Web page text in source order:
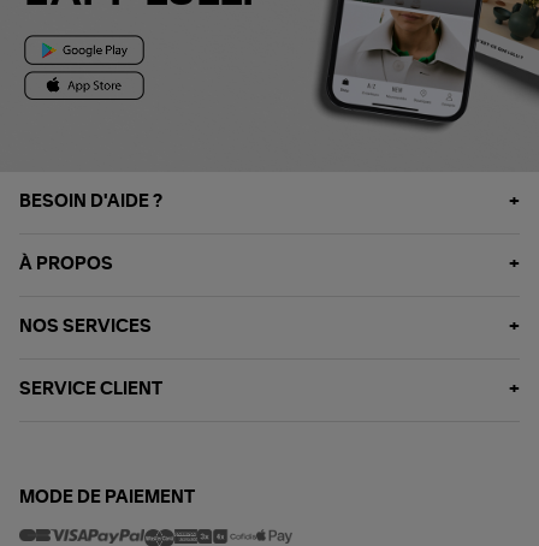
BESOIN D'AIDE ?
À PROPOS
NOS SERVICES
SERVICE CLIENT
MODE DE PAIEMENT